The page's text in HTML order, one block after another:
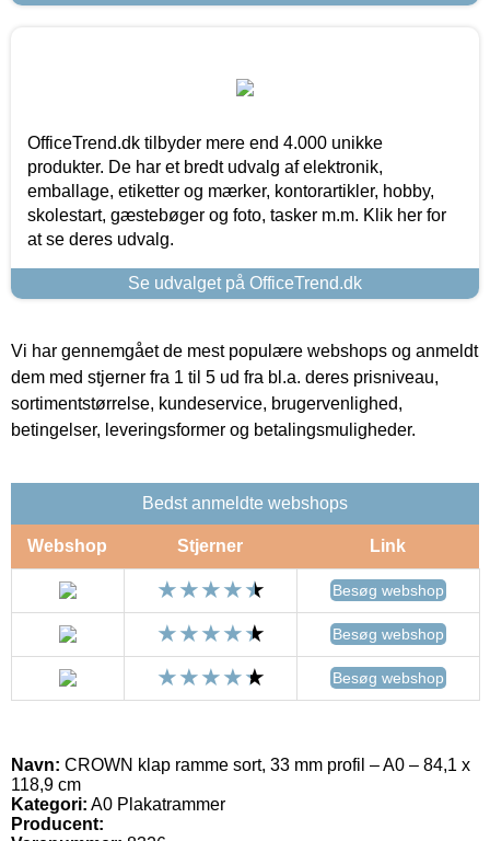
OfficeTrend.dk tilbyder mere end 4.000 unikke
produkter. De har et bredt udvalg af elektronik,
emballage, etiketter og mærker, kontorartikler, hobby,
skolestart, gæstebøger og foto, tasker m.m. Klik her for
at se deres udvalg.
Se udvalget på OfficeTrend.dk
Vi har gennemgået de mest populære webshops og anmeldt
dem med stjerner fra 1 til 5 ud fra bl.a. deres prisniveau,
sortimentstørrelse, kundeservice, brugervenlighed,
betingelser, leveringsformer og betalingsmuligheder.
Bedst anmeldte webshops
Webshop Stjerner Link
Besøg webshop
Besøg webshop
Besøg webshop
Navn: CROWN klap ramme sort, 33 mm profil – A0 – 84,1 x
118,9 cm
Kategori: A0 Plakatrammer
Producent: